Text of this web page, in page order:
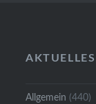
Allgemein (440)